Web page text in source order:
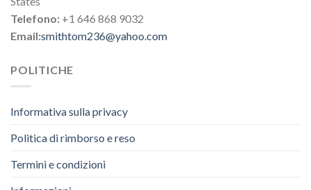
Telefono: +1 646 868 9032
Email:smithtom236@yahoo.com
POLITICHE
Informativa sulla privacy
Politica di rimborso e reso
Termini e condizioni